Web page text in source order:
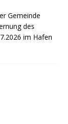
Gemeinde
des
im Hafen